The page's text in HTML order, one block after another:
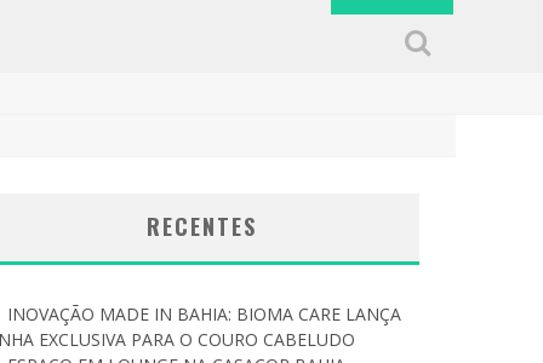
RECENTES
INOVAÇÃO MADE IN BAHIA: BIOMA CARE LANÇA
EXCLUSIVA PARA O COURO CABELUDO